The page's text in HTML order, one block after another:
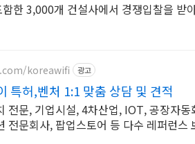
한 3,000개 건설사에서 경쟁입찰을 받
koreawifi 광고
특허,벤처 1:1 맞춤 상담 및 견적
전문, 기업시설, 4차산업, IOT, 공장자동
전문회사, 팝업스토어 등 다수 레퍼런스